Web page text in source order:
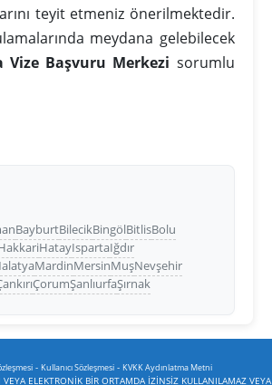
teyit etmeniz önerilmektedir.
meydana gelebilecek
Vize Başvuru Merkezi sorumlu
BayburtBilecikBingölBitlisBolu
HatayIspartaIğdır
MardinMersinMuşNevşehir
ÇorumŞanlıurfaŞırnak
- Kullanıcı Sözleşmesi - KVKK Aydınlatma Metni
ELEKTRONİK BİR ORTAMDA İZİNSİZ KULLANILAMAZ VEYA